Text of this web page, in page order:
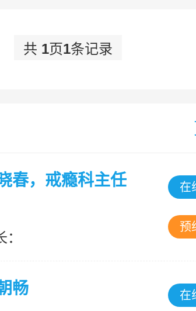
共 1页1条记录
春，戒瘾科主任 在
预
畅 在